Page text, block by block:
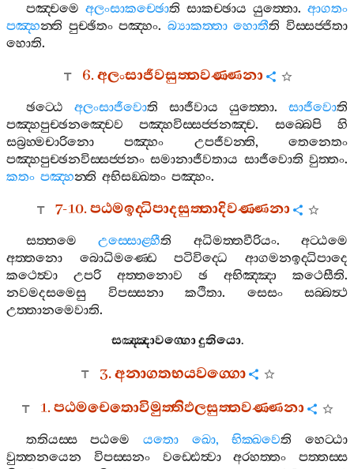
පඤ‍්චමෙ අලංසාකච‍්ඡොති සාකච‍්ඡාය යුත‍්තො. ආගතං
පඤ‍්හන‍්ති පුච‍්ඡිතං පඤ‍්හං. බ්‍යාකත‍්තා හොතීති විස‍්සජ‍්ජිතා
හොති.
6.අලංසාජීවසුත‍්තවණ‍්ණනා
ඡට‍්ඨෙ අලංසාජීවොති සාජීවාය යුත‍්තො. සාජීවොති
පඤ‍්හපුච‍්ඡනඤ‍්චෙව
පඤ‍්හවිස‍්සජ‍්ජනඤ‍්ච. සබ‍්බෙපි
හි
සබ්‍රහ‍්මචාරිනො
පඤ‍්හං උපජීවන‍්ති,තෙනෙතං
පඤ‍්හපුච‍්ඡනවිස‍්සජ‍්ජනං සමානාජීවතාය සාජීවොති වුත‍්තං.
කතං පඤ‍්හන‍්ති අභිසඞ‍්ඛතං පඤ‍්හං.
7-10.පඨමඉද‍්ධිපාදසුත‍්තාදිවණ‍්ණනා
සත‍්තමෙ උස‍්සොළ‍්හීති අධිමත‍්තවීරියං.අට‍්ඨමෙ
අත‍්තනො
බොධිමණ‍්ඩෙ පටිවිද‍්ධෙ
ආගමනඉද‍්ධිපාදෙ
කථෙත්‍වා
උපරි අත‍්තනොව ඡ අභිඤ‍්ඤා කථෙසීති.
නවමදසමෙසු
විපස‍්සනා කථිතා. සෙසං
සබ‍්බත්‍ථ
උත‍්තානමෙවාති.
සඤ‍්ඤාවග‍්ගොදුතියො.
3.අනාගතභයවග‍්ගො
1.පඨමචෙතොවිමුත‍්තිඵලසුත‍්තවණ‍්ණනා
තතියස‍්ස පඨමෙ යතො ඛො,භික‍්ඛවෙති
හෙට‍්ඨා
වුත‍්තනයෙන
විපස‍්සනං වඩ‍්ඪෙත්‍වා අරහත‍්තං
පත‍්තස‍්ස